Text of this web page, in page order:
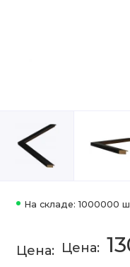
На складе: 1000000